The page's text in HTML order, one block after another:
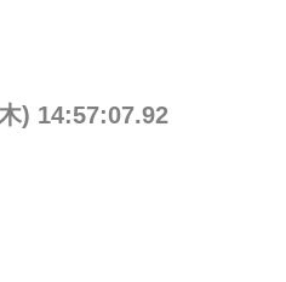
) 14:57:07.92